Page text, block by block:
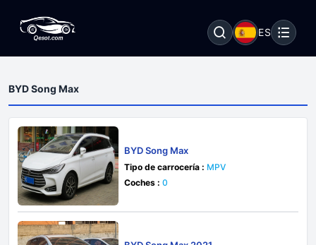
ES
BYD Song Max
BYD Song Max
Tipo de carrocería : MPV
Coches : 0